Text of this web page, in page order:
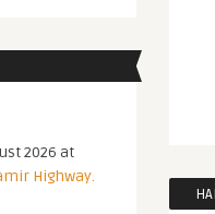
2026 at
Highway.